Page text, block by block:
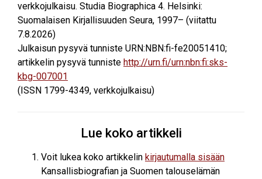
verkkojulkaisu. Studia Biographica 4. Helsinki:
Suomalaisen Kirjallisuuden Seura, 1997– (viitattu
7.8.2026)
Julkaisun pysyvä tunniste URN:NBN:fi-fe20051410;
artikkelin pysyvä tunniste http://urn.fi/urn:nbn:fi:sks-
kbg-007001
(ISSN 1799-4349, verkkojulkaisu)
Lue koko artikkeli
Voit lukea koko artikkelin kirjautumalla sisään
Kansallisbiografian ja Suomen talouselämän